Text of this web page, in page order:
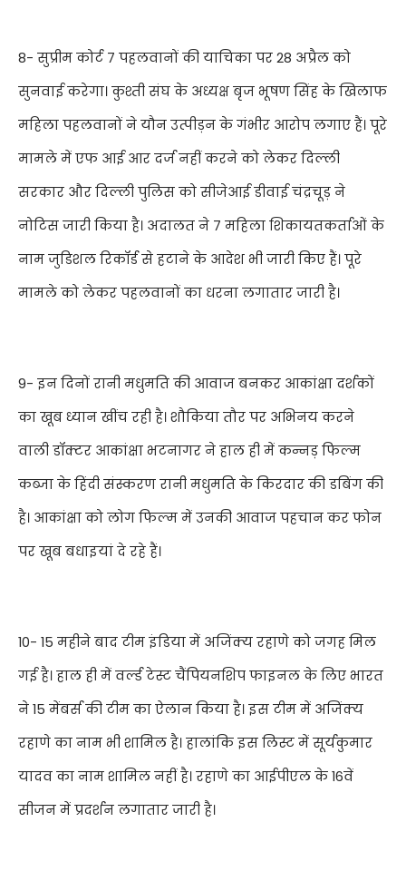
8- सुप्रीम कोर्ट 7 पहलवानों की याचिका पर 28 अप्रैल को
सुनवाई करेगा। कुश्ती संघ के अध्यक्ष बृज भूषण सिंह के खिलाफ
महिला पहलवानों ने यौन उत्पीड़न के गंभीर आरोप लगाए हैं। पूरे
मामले में एफ आई आर दर्ज नहीं करने को लेकर दिल्ली
सरकार और दिल्ली पुलिस को सीजेआई डीवाई चंद्रचूड़ ने
नोटिस जारी किया है। अदालत ने 7 महिला शिकायतकर्ताओं के
नाम जुडिशल रिकॉर्ड से हटाने के आदेश भी जारी किए हैं। पूरे
मामले को लेकर पहलवानों का धरना लगातार जारी है।
9- इन दिनों रानी मधुमति की आवाज बनकर आकांक्षा दर्शकों
का खूब ध्यान खींच रही है। शौकिया तौर पर अभिनय करने
वाली डॉक्टर आकांक्षा भटनागर ने हाल ही में कन्नड़ फिल्म
कब्जा के हिंदी संस्करण रानी मधुमति के किरदार की डबिंग की
है। आकांक्षा को लोग फिल्म में उनकी आवाज पहचान कर फोन
पर खूब बधाइयां दे रहे हैं।
10- 15 महीने बाद टीम इंडिया में अजिंक्य रहाणे को जगह मिल
गई है। हाल ही में वर्ल्ड टेस्ट चैंपियनशिप फाइनल के लिए भारत
ने 15 मेंबर्स की टीम का ऐलान किया है। इस टीम में अजिंक्य
रहाणे का नाम भी शामिल है। हालांकि इस लिस्ट में सूर्यकुमार
यादव का नाम शामिल नहीं है। रहाणे का आईपीएल के 16वें
सीजन में प्रदर्शन लगातार जारी है।